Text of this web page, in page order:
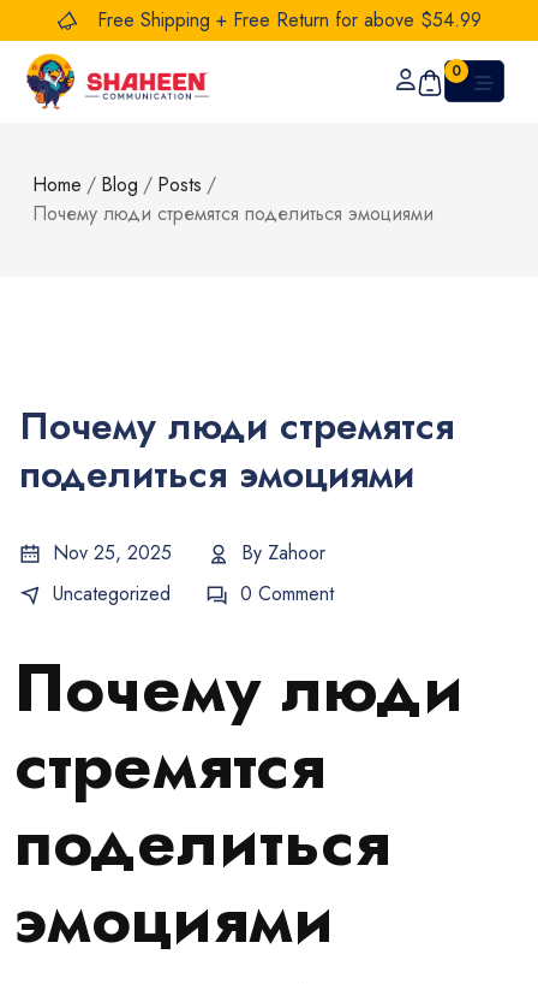
Free Shipping + Free Return for above $54.99
0
Home / Blog / Posts /
Почему люди стремятся поделиться эмоциями
Почему люди стремятся
поделиться эмоциями
Nov 25, 2025 By Zahoor
Uncategorized
0 Comment
Почему люди
стремятся
поделиться
эмоциями